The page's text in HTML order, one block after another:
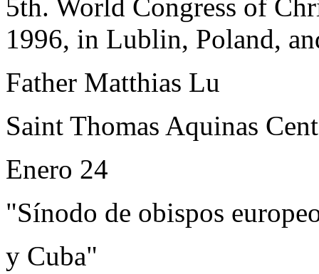
5th. World Congress of
1996, in Lublin, Poland,
Father Matthias Lu
Saint Thomas Aquinas
Enero 24
"Sínodo de obispos
y Cuba"